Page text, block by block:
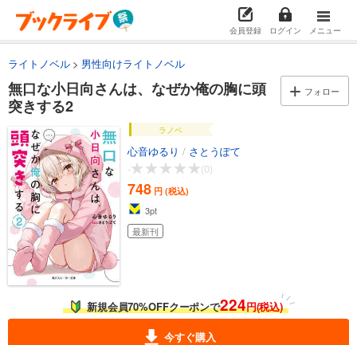
会員登録 ログイン メニュー
ライトノベル 男性向けライトノベル
無口な小日向さんは、なぜか俺の胸に頭
突きする2
フォロー
ラノベ
心音ゆるり / さとうぽて
-
(0)
748 円 (税込)
3pt
最新刊
新規会員70%OFFクーポンで224円(税込)
今すぐ購入